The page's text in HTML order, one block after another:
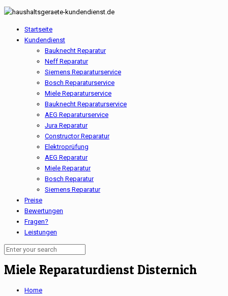
Startseite
Kundendienst
Bauknecht Reparatur
Neff Reparatur
Siemens Reparaturservice
Bosch Reparaturservice
Miele Reparaturservice
Bauknecht Reparaturservice
AEG Reparaturservice
Jura Reparatur
Constructor Reparatur
Elektroprüfung
AEG Reparatur
Miele Reparatur
Bosch Reparatur
Siemens Reparatur
Preise
Bewertungen
Fragen?
Leistungen
Miele Reparaturdienst Disternich
Home